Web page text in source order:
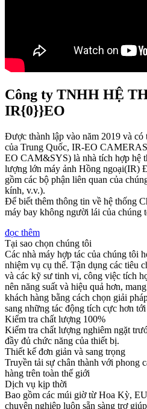
Công ty TNHH HỆ
IR{0}}EO
Được thành lập vào năm 2019 và có
của Trung Quốc, IR-EO
EO CAM&SYS) là nhà tích hợp hệ
lượng lớn máy ảnh Hồng ngoại(IR)
gồm các bộ phận liên quan của
kính, v.v.).
Để biết thêm thông tin về hệ thống
máy bay không người lái của chúng
đọc thêm
Tại sao chọn chúng tôi
Các nhà máy hợp tác của chúng tôi
nhiệm vụ cụ thể. Tận dụng các tiêu
và các kỹ sư tinh vi, công việc tích
nên năng suất và hiệu quả hơn,
khách hàng bằng cách chọn giải
sang những tác động tích cực hơn
Kiểm tra chất lượng 100%
Kiểm tra chất lượng nghiêm ngặt
đầy đủ chức năng của thiết bị.
Thiết kế đơn giản và sang trọng
Truyền tải sự chân thành với phong
hàng trên toàn thế giới
Dịch vụ kịp thời
Bao gồm các múi giờ từ Hoa Kỳ,
chuyên nghiệp luôn sẵn sàng trợ